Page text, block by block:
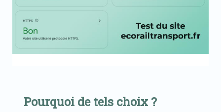
Pourquoi de tels choix ?